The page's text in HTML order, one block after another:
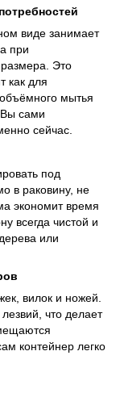
виде занимает
при
Это
как для
мытья
Вы сами
сейчас.
под
в раковину, не
экономит время
всегда чистой и
или
вилок и ножей.
что делает
контейнер легко